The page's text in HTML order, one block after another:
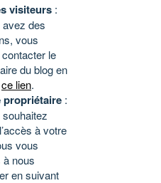
visiteurs :
des
vous
le
du blog en
ce lien.
propriétaire :
à votre
vous
à nous
en suivant